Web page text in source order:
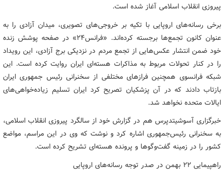
پیروزی انقلاب اسلامی آغاز شده است.
برخی رسانه‌های اروپایی با تکیه بر خروجی‌های تصویری، میدان آزادی را به
عنوان کانون تجمع‌ها برجسته کرده‌اند. «فرانس۲۴» در صفحه پوشش زنده
خود ضمن انتشار عکس‌هایی از تجمع مردم در نزدیکی برج آزادی، این رویداد
را در کنار تحولات مربوط به مذاکرات هسته‌ای ایران روایت کرده است. این
شبکه فرانسوی همچنین فرازهای مختلفی از سخنرانی رئیس جمهوری ایران
بازتاب دادند که در آن پزشکیان تصریح کرد ایران تسلیم زیاده‌خواهی‌های
ایالات متحده نخواهد شد.
خبرگزاری آسوشیتدپرس هم در گزارش خود از سالگرد پیروزی انقلاب اسلامی،
به سخنرانی رئیس‌جمهوری اشاره کرد و نوشت که وی در این مراسم، مواضع
کشور را در زمینه گفت‌وگوها و پرونده هسته‌ای تشریح کرده است.
راهپیمایی ۲۲ بهمن در صدر توجه رسانه‌های اروپایی